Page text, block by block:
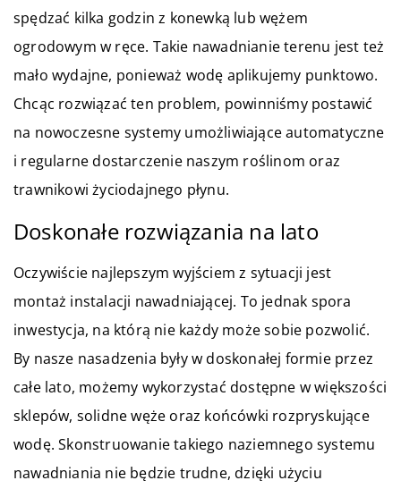
spędzać kilka godzin z konewką lub wężem
ogrodowym w ręce. Takie nawadnianie terenu jest też
mało wydajne, ponieważ wodę aplikujemy punktowo.
Chcąc rozwiązać ten problem, powinniśmy postawić
na nowoczesne systemy umożliwiające automatyczne
i regularne dostarczenie naszym roślinom oraz
trawnikowi życiodajnego płynu.
Doskonałe rozwiązania na lato
Oczywiście najlepszym wyjściem z sytuacji jest
montaż instalacji nawadniającej. To jednak spora
inwestycja, na którą nie każdy może sobie pozwolić.
By nasze nasadzenia były w doskonałej formie przez
całe lato, możemy wykorzystać dostępne w większości
sklepów, solidne węże oraz końcówki rozpryskujące
wodę. Skonstruowanie takiego naziemnego systemu
nawadniania nie będzie trudne, dzięki użyciu